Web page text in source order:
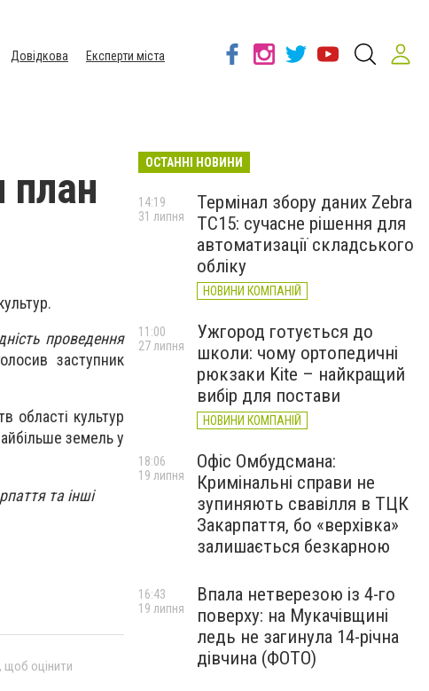
Довідкова Експерти міста
план
проведення
заступник
області культур
земель у
та інші
, щоб оцінити
ОСТАННІ НОВИНИ
Термінал збору даних Zebra
TC15: сучасне рішення для
автоматизації складського
обліку
НОВИНИ КОМПАНІЙ
14:19
31 липня
Ужгород готується до
школи: чому ортопедичні
рюкзаки Kite – найкращий
вибір для постави
НОВИНИ КОМПАНІЙ
11:00
27 липня
Офіс Омбудсмана:
Кримінальні справи не
зупиняють свавілля в ТЦК
Закарпаття, бо «верхівка»
залишається безкарною
18:06
19 липня
Впала нетверезою із 4-го
поверху: на Мукачівщині
ледь не загинула 14-річна
дівчина (ФОТО)
16:43
19 липня